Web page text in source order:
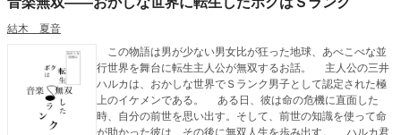
結木 夏音
この物語は男が少ない男女比が狂った地球、あべこべな並
行世界を舞台に転生主人公が無双するお話。 主人公の三井
ハルカは、おかしな世界でＳランク男子として認定された極
上のイケメンである。 ある日、彼は命の危機に直面した
時、自分の前世を思い出す。そして、前世の知識を使って命
が助かった彼は、その後に無双人生を歩み出す。 ハルカ君